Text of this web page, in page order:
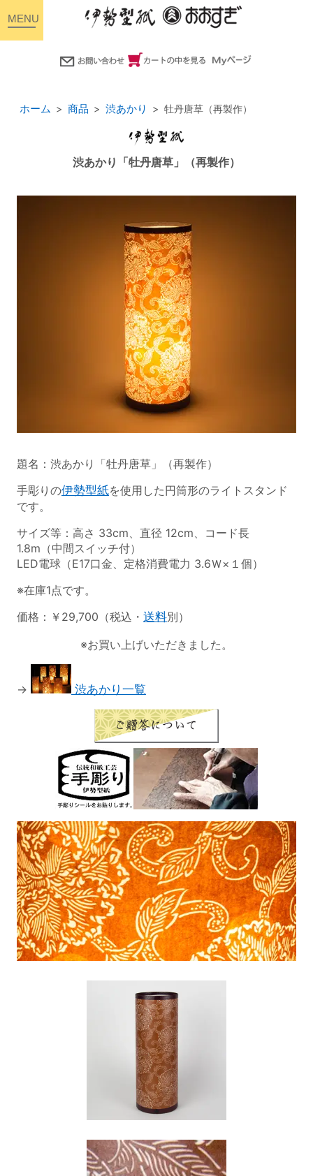
ホーム 商品 渋あかり 牡丹唐草（再製作）
渋あかり「牡丹唐草」（再製作）
題名：渋あかり「牡丹唐草」（再製作）
手彫りの伊勢型紙を使用した円筒形のライトスタンド
です。
サイズ等：高さ 33cm、直径 12cm、コード長
1.8m（中間スイッチ付）
LED電球（E17口金、定格消費電力 3.6Ｗ×１個）
※在庫1点です。
価格：￥29,700（税込・ 送料別）
※お買い上げいただきました。
→ 渋あかり一覧
toggle
navigation